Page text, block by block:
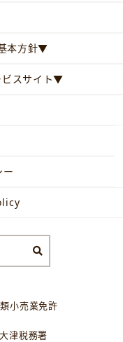
本方針▼
ビスサイト▼
ー
小売業免許
津税務署